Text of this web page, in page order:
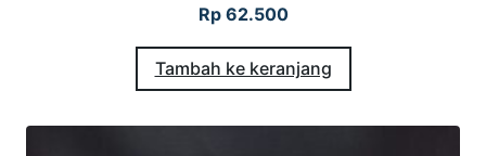
Rp62.500
Tambah ke keranjang